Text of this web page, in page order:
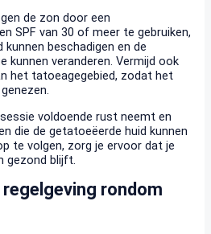
de zon door een
SPF van 30 of meer te gebruiken,
beschadigen en de
kunnen veranderen. Vermijd ook
het tatoeagegebied, zodat het
voldoende rust neemt en
die de getatoeëerde huid kunnen
te volgen, zorg je ervoor dat je
gezond blijft.
regelgeving rondom